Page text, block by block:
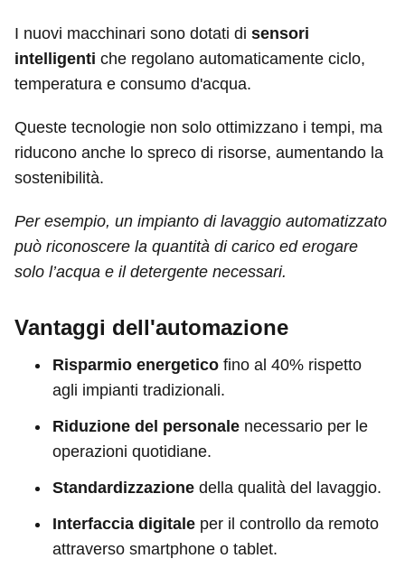
I nuovi macchinari sono dotati di sensori
intelligenti che regolano automaticamente ciclo,
temperatura e consumo d'acqua.
Queste tecnologie non solo ottimizzano i tempi, ma
riducono anche lo spreco di risorse, aumentando la
sostenibilità.
Per esempio, un impianto di lavaggio automatizzato
può riconoscere la quantità di carico ed erogare
solo l’acqua e il detergente necessari.
Vantaggi dell'automazione
Risparmio energetico fino al 40% rispetto
agli impianti tradizionali.
Riduzione del personale necessario per le
operazioni quotidiane.
Standardizzazione della qualità del lavaggio.
Interfaccia digitale per il controllo da remoto
attraverso smartphone o tablet.